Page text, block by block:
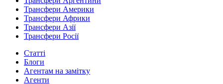
Трансфери Америки
Трансфери Африки
Трансфери Азії
Трансфери Росії
Статті
Блоги
Агентам на замітку
Агенти